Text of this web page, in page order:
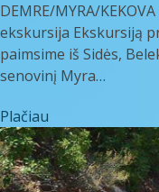
DEMRE/MYRA/
ekskursija Ekskursiją
paimsime iš Sidės,
senovinį Myra…
Plačiau